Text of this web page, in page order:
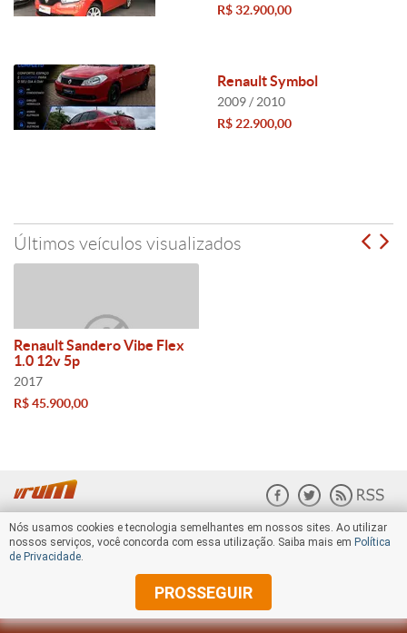
R$ 32.900,00
Renault Symbol
2009 / 2010
R$ 22.900,00
Últimos veículos visualizados
Renault Sandero Vibe Flex
1.0 12v 5p
2017
R$ 45.900,00
Nós usamos cookies e tecnologia semelhantes em nossos sites. Ao utilizar
nossos serviços, você concorda com essa utilização. Saiba mais em Política
de Privacidade.
PROSSEGUIR